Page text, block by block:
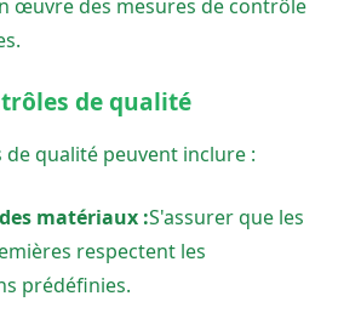
œuvre des mesures de contrôle
de qualité
qualité peuvent inclure :
matériaux :S'assurer que les
respectent les
prédéfinies.